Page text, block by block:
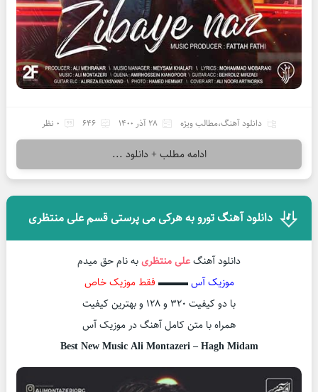
دانلود آهنگ،مطالب ویژه 28 آذر 1400 646 0 نظر
ادامه مطلب + دانلود ...
دانلود آهنگ تورو به هرکی می پرستی قسم علی منتظری
دانلود آهنگعلی منتظریبه نام حق میدم
موزیک آس▬▬▬ فقط موزیک خاص
با دو کیفیت ۳۲۰ و ۱۲۸ و بهترین کیفیت
همراه با متن کامل آهنگ در موزیک آس
Best New Music Ali Montazeri – Hagh Midam